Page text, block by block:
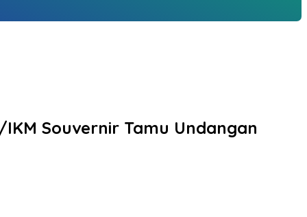
Souvernir Tamu Undangan